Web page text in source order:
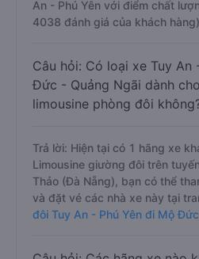
An - Phú Yên với điểm chất
4038 đánh giá của khách
Câu hỏi: Có loại xe Tuy An
Đức - Quảng Ngãi dành
limousine phòng đôi
Trả lời: Hiện tại có 1 hãng xe
Limousine giường đôi trên
Thảo (Đà Nẵng), bạn có thể
và đặt vé các nhà xe này tại
đôi Tuy An - Phú Yên đi Mộ